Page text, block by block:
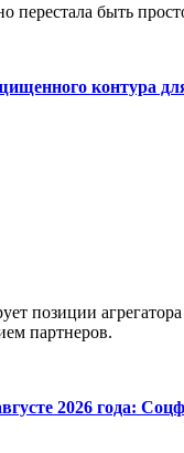
перестала быть
контура
позиции
партнеров.
2026 года: